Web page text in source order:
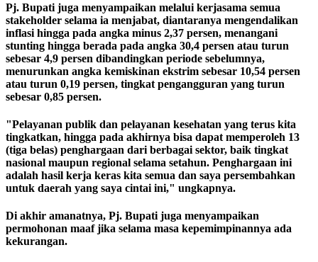
Pj. Bupati juga menyampaikan melalui kerjasama semua
stakeholder selama ia menjabat, diantaranya mengendalikan
inflasi hingga pada angka minus 2,37 persen, menangani
stunting hingga berada pada angka 30,4 persen atau turun
sebesar 4,9 persen dibandingkan periode sebelumnya,
menurunkan angka kemiskinan ekstrim sebesar 10,54 persen
atau turun 0,19 persen, tingkat pengangguran yang turun
sebesar 0,85 persen.
"Pelayanan publik dan pelayanan kesehatan yang terus kita
tingkatkan, hingga pada akhirnya bisa dapat memperoleh 13
(tiga belas) penghargaan dari berbagai sektor, baik tingkat
nasional maupun regional selama setahun. Penghargaan ini
adalah hasil kerja keras kita semua dan saya persembahkan
untuk daerah yang saya cintai ini," ungkapnya.
Di akhir amanatnya, Pj. Bupati juga menyampaikan
permohonan maaf jika selama masa kepemimpinannya ada
kekurangan.